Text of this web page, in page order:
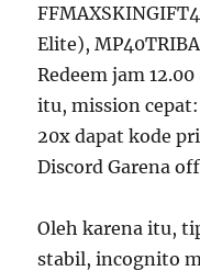
Elite),
Redeem jam
itu, mission
20x dapat kode
Discord Garena
Oleh karena itu,
stabil, incognito